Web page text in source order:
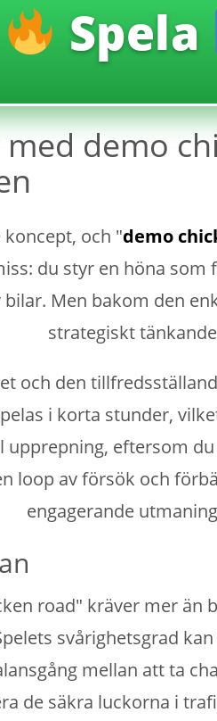
Spela
demo
och "demo
du styr en höna
Men bakom den
strategiskt
och den
i korta stunder,
eftersom
loop av försök och
engagerande
road" kräver mer
svårighetsgrad
mellan att ta
de säkra luckorna i